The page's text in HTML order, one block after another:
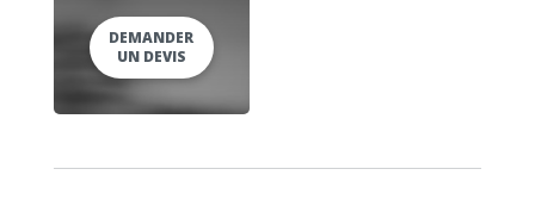
DEMANDER
UN DEVIS